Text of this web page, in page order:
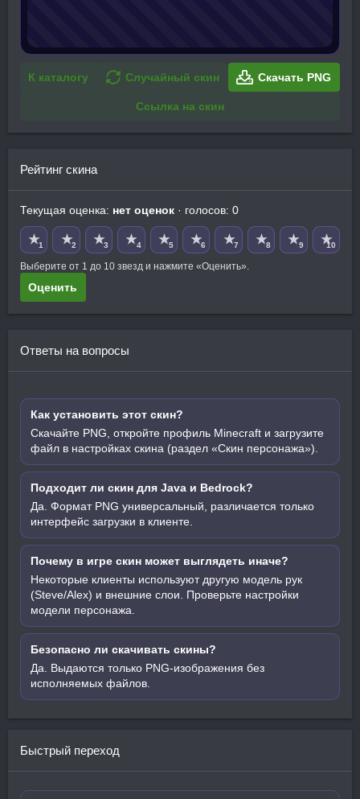
К каталогу Случайный скин Скачать PNG
Ссылка на скин
Рейтинг скина
Текущая оценка: нет оценок · голосов: 0
★1 ★2 ★3 ★4 ★5 ★6 ★7 ★8 ★9 ★10
Выберите от 1 до 10 звезд и нажмите «Оценить».
Оценить
Ответы на вопросы
Как установить этот скин?
Скачайте PNG, откройте профиль Minecraft и загрузите
файл в настройках скина (раздел «Скин персонажа»).
Подходит ли скин для Java и Bedrock?
Да. Формат PNG универсальный, различается только
интерфейс загрузки в клиенте.
Почему в игре скин может выглядеть иначе?
Некоторые клиенты используют другую модель рук
(Steve/Alex) и внешние слои. Проверьте настройки
модели персонажа.
Безопасно ли скачивать скины?
Да. Выдаются только PNG-изображения без
исполняемых файлов.
Быстрый переход